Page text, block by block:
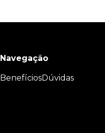
Navegação
BenefíciosDúvidas